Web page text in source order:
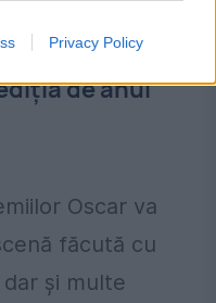
Privacy Policy
Tot ce
de anul
Oscar va
făcută cu
și multe